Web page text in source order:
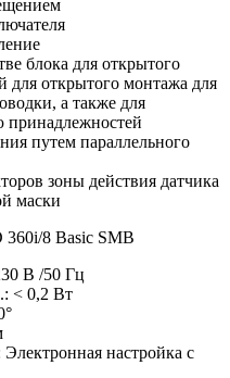
блока для открытого
для открытого монтажа для
а также для
путем параллельного
зоны действия датчика
маски
360i/8 Basic SMB
В /50 Гц
< 0,2 Вт
настройка с